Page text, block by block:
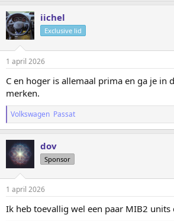
iichel
Exclusive lid
1 april 2026
C en hoger is allemaal prima en ga je in
merken.
Volkswagen Passat
dov
Sponsor
1 april 2026
Ik heb toevallig wel een paar MIB2